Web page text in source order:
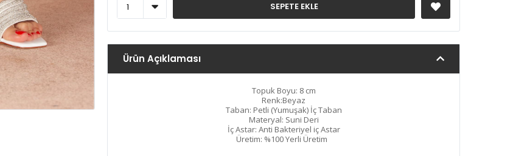
SEPETE EKLE
Ürün Açıklaması
Topuk Boyu: 8 cm
Renk:Beyaz
Taban: Petli (Yumuşak) İç Taban
Materyal: Suni Deri
İç Astar: Anti Bakteriyel iç Astar
Üretim: %100 Yerli Üretim